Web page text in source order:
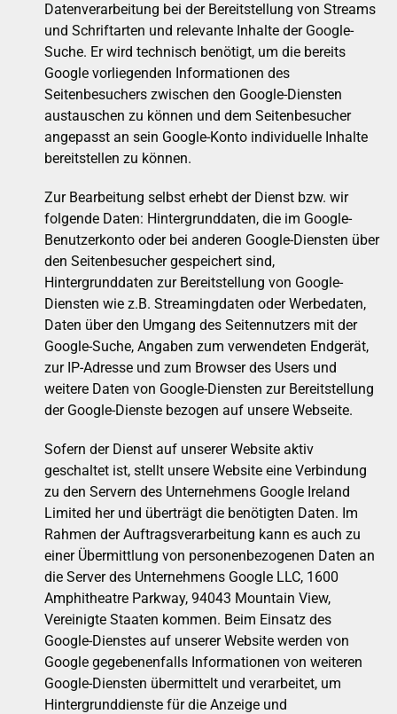
Datenverarbeitung bei der Bereitstellung von Streams
und Schriftarten und relevante Inhalte der Google-
Suche. Er wird technisch benötigt, um die bereits
Google vorliegenden Informationen des
Seitenbesuchers zwischen den Google-Diensten
austauschen zu können und dem Seitenbesucher
angepasst an sein Google-Konto individuelle Inhalte
bereitstellen zu können.
Zur Bearbeitung selbst erhebt der Dienst bzw. wir
folgende Daten: Hintergrunddaten, die im Google-
Benutzerkonto oder bei anderen Google-Diensten über
den Seitenbesucher gespeichert sind,
Hintergrunddaten zur Bereitstellung von Google-
Diensten wie z.B. Streamingdaten oder Werbedaten,
Daten über den Umgang des Seitennutzers mit der
Google-Suche, Angaben zum verwendeten Endgerät,
zur IP-Adresse und zum Browser des Users und
weitere Daten von Google-Diensten zur Bereitstellung
der Google-Dienste bezogen auf unsere Webseite.
Sofern der Dienst auf unserer Website aktiv
geschaltet ist, stellt unsere Website eine Verbindung
zu den Servern des Unternehmens Google Ireland
Limited her und überträgt die benötigten Daten. Im
Rahmen der Auftragsverarbeitung kann es auch zu
einer Übermittlung von personenbezogenen Daten an
die Server des Unternehmens Google LLC, 1600
Amphitheatre Parkway, 94043 Mountain View,
Vereinigte Staaten kommen. Beim Einsatz des
Google-Dienstes auf unserer Website werden von
Google gegebenenfalls Informationen von weiteren
Google-Diensten übermittelt und verarbeitet, um
Hintergrunddienste für die Anzeige und